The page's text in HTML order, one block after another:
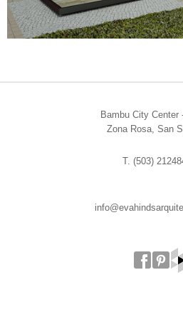
Bambu City Center
Zona Rosa, San
T. (503)